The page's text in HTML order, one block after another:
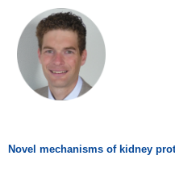
Novel mechanisms of kidney